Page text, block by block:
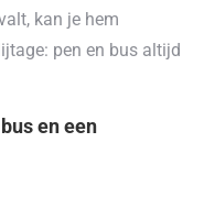
kan je hem
pen en bus altijd
en een